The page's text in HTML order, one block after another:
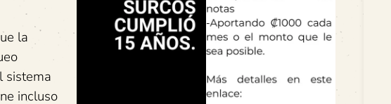
la
sistema
incluso